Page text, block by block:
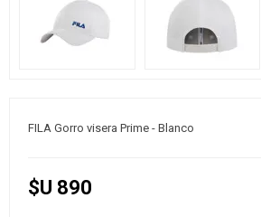
FILA Gorro visera Prime - Blanco
$U 890